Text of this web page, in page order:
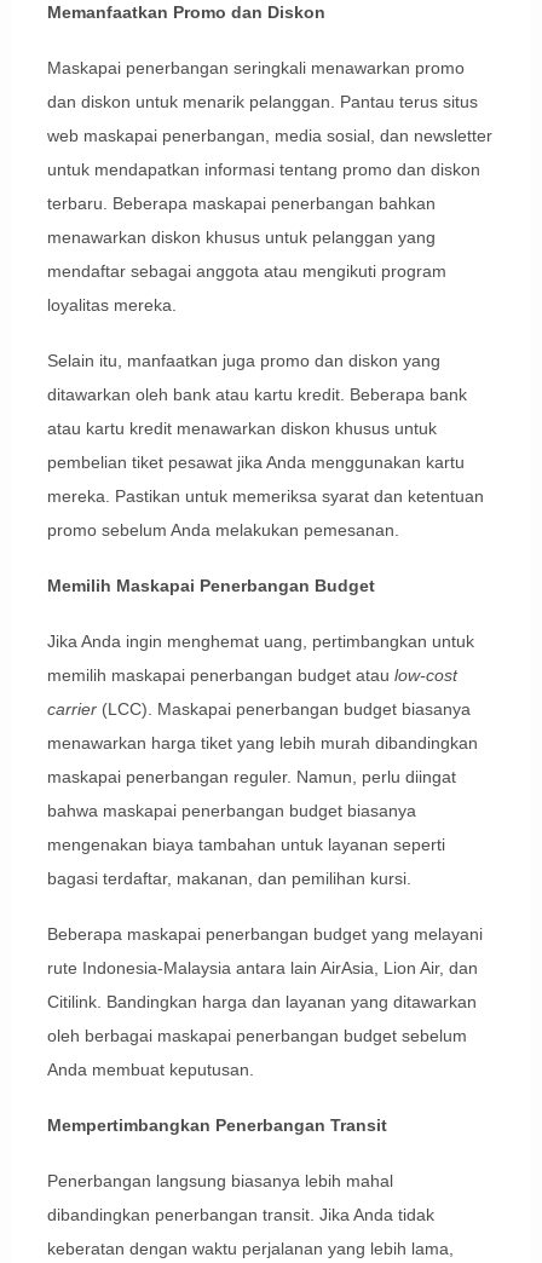
Memanfaatkan Promo dan Diskon
Maskapai penerbangan seringkali menawarkan promo
dan diskon untuk menarik pelanggan. Pantau terus situs
web maskapai penerbangan, media sosial, dan newsletter
untuk mendapatkan informasi tentang promo dan diskon
terbaru. Beberapa maskapai penerbangan bahkan
menawarkan diskon khusus untuk pelanggan yang
mendaftar sebagai anggota atau mengikuti program
loyalitas mereka.
Selain itu, manfaatkan juga promo dan diskon yang
ditawarkan oleh bank atau kartu kredit. Beberapa bank
atau kartu kredit menawarkan diskon khusus untuk
pembelian tiket pesawat jika Anda menggunakan kartu
mereka. Pastikan untuk memeriksa syarat dan ketentuan
promo sebelum Anda melakukan pemesanan.
Memilih Maskapai Penerbangan Budget
Jika Anda ingin menghemat uang, pertimbangkan untuk
memilih maskapai penerbangan budget atau low-cost
carrier(LCC). Maskapai penerbangan budget biasanya
menawarkan harga tiket yang lebih murah dibandingkan
maskapai penerbangan reguler. Namun, perlu diingat
bahwa maskapai penerbangan budget biasanya
mengenakan biaya tambahan untuk layanan seperti
bagasi terdaftar, makanan, dan pemilihan kursi.
Beberapa maskapai penerbangan budget yang melayani
rute Indonesia-Malaysia antara lain AirAsia, Lion Air, dan
Citilink. Bandingkan harga dan layanan yang ditawarkan
oleh berbagai maskapai penerbangan budget sebelum
Anda membuat keputusan.
Mempertimbangkan Penerbangan Transit
Penerbangan langsung biasanya lebih mahal
dibandingkan penerbangan transit. Jika Anda tidak
keberatan dengan waktu perjalanan yang lebih lama,